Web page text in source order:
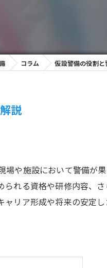
コラム 仮設警備の役割
説
や施設において警備が
れる資格や研修内容、
リア形成や将来の安定